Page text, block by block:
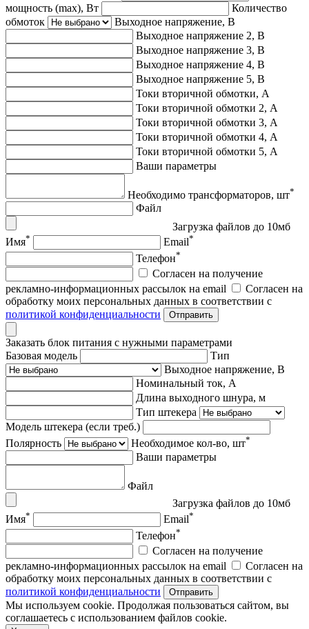
мощность (max), Вт
Количество
обмоток
Выходное напряжение, В
Выходное напряжение 2, В
Выходное напряжение 3, В
Выходное напряжение 4, В
Выходное напряжение 5, В
Токи вторичной обмотки, А
Токи вторичной обмотки 2, А
Токи вторичной обмотки 3, А
Токи вторичной обмотки 4, А
Токи вторичной обмотки 5, А
Ваши параметры
Необходимо трансформаторов, шт*
Файл
Загрузка файлов до 10мб
Имя* Email*
Телефон*
Согласен на получение
рекламно-информационных рассылок на email
Согласен на
обработку моих персональных данных в соответствии с
политикой конфиденциальности
Отправить
Заказать блок питания с нужными параметрами
Базовая модель
Тип
Выходное напряжение, В
Номинальный ток, А
Длина выходного шнура, м
Тип штекера
Модель штекера (если треб.)
Полярность
Необходимое кол-во, шт*
Ваши параметры
Файл
Загрузка файлов до 10мб
Имя* Email*
Телефон*
Согласен на получение
рекламно-информационных рассылок на email
Согласен на
обработку моих персональных данных в соответствии с
политикой конфиденциальности
Отправить
Мы используем cookie. Продолжая пользоваться сайтом, вы
соглашаетесь с использованием файлов cookie.